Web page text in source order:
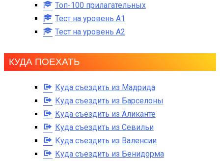
Топ-100 прилагательных
Тест на уровень A1
Тест на уровень A2
КУДА ПОЕХАТЬ
Куда съездить из Мадрида
Куда съездить из Барселоны
Куда съездить из Аликанте
Куда съездить из Севильи
Куда съездить из Валенсии
Куда съездить из Бенидорма